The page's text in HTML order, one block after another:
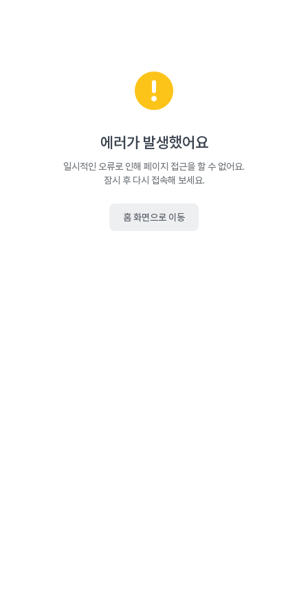
에러가 발생했어요
일시적인 오류로 인해 페이지 접근을 할 수 없어요.
잠시 후 다시 접속해 보세요.
홈 화면으로 이동